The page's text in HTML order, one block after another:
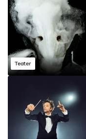
Teater